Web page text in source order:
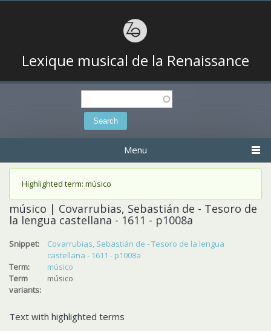
Lexique musical de la Renaissance
Search
Menu
Status message
Highlighted term: músico
músico | Covarrubias, Sebastián de - Tesoro de
la lengua castellana - 1611 - p1008a
Snippet:
Covarrubias, Sebastián de - Tesoro de la lengua
castellana - 1611 - p1008a
Term:
músico
Term
variants:
músico
Text with highlighted terms